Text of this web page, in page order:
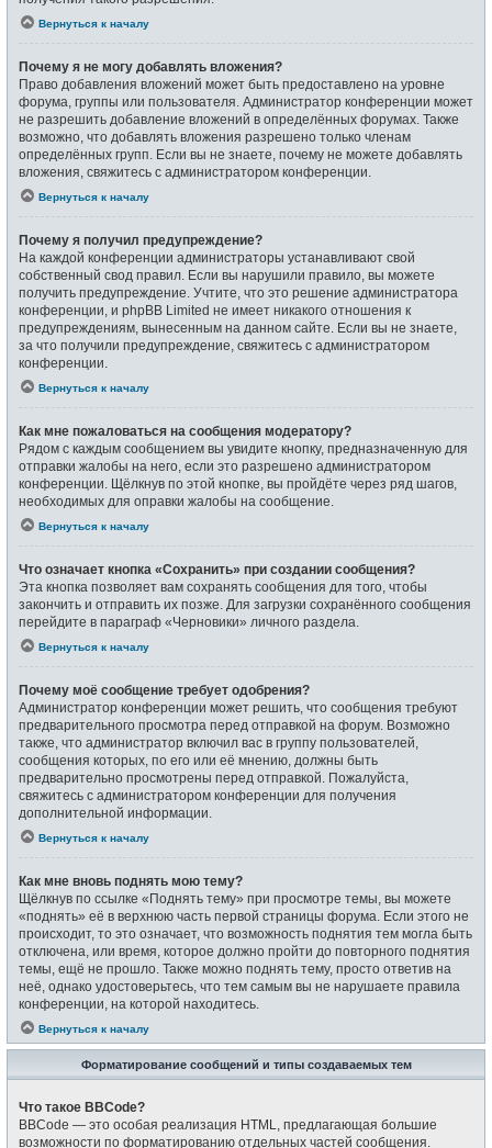
Вернуться к началу
Почему я не могу добавлять вложения?
Право добавления вложений может быть предоставлено на уровне
форума, группы или пользователя. Администратор конференции может
не разрешить добавление вложений в определённых форумах. Также
возможно, что добавлять вложения разрешено только членам
определённых групп. Если вы не знаете, почему не можете добавлять
вложения, свяжитесь с администратором конференции.
Вернуться к началу
Почему я получил предупреждение?
На каждой конференции администраторы устанавливают свой
собственный свод правил. Если вы нарушили правило, вы можете
получить предупреждение. Учтите, что это решение администратора
конференции, и phpBB Limited не имеет никакого отношения к
предупреждениям, вынесенным на данном сайте. Если вы не знаете,
за что получили предупреждение, свяжитесь с администратором
конференции.
Вернуться к началу
Как мне пожаловаться на сообщения модератору?
Рядом с каждым сообщением вы увидите кнопку, предназначенную для
отправки жалобы на него, если это разрешено администратором
конференции. Щёлкнув по этой кнопке, вы пройдёте через ряд шагов,
необходимых для оправки жалобы на сообщение.
Вернуться к началу
Что означает кнопка «Сохранить» при создании сообщения?
Эта кнопка позволяет вам сохранять сообщения для того, чтобы
закончить и отправить их позже. Для загрузки сохранённого сообщения
перейдите в параграф «Черновики» личного раздела.
Вернуться к началу
Почему моё сообщение требует одобрения?
Администратор конференции может решить, что сообщения требуют
предварительного просмотра перед отправкой на форум. Возможно
также, что администратор включил вас в группу пользователей,
сообщения которых, по его или её мнению, должны быть
предварительно просмотрены перед отправкой. Пожалуйста,
свяжитесь с администратором конференции для получения
дополнительной информации.
Вернуться к началу
Как мне вновь поднять мою тему?
Щёлкнув по ссылке «Поднять тему» при просмотре темы, вы можете
«поднять» её в верхнюю часть первой страницы форума. Если этого не
происходит, то это означает, что возможность поднятия тем могла быть
отключена, или время, которое должно пройти до повторного поднятия
темы, ещё не прошло. Также можно поднять тему, просто ответив на
неё, однако удостоверьтесь, что тем самым вы не нарушаете правила
конференции, на которой находитесь.
Вернуться к началу
Форматирование сообщений и типы создаваемых тем
Что такое BBCode?
BBCode — это особая реализация HTML, предлагающая большие
возможности по форматированию отдельных частей сообщения.